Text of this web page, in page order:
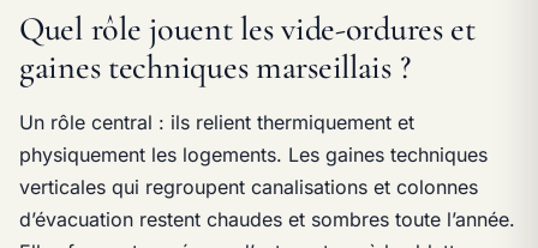
Quel rôle jouent les vide-ordures et
gaines techniques marseillais ?
Un rôle central : ils relient thermiquement et
physiquement les logements. Les gaines techniques
verticales qui regroupent canalisations et colonnes
d’évacuation restent chaudes et sombres toute l’année.